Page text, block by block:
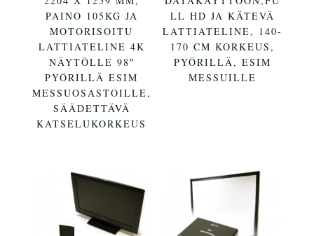
PAINO 105KG JA
MOTORISOITU
LATTIATELINE 4K
NÄYTÖLLE 98″
PYÖRILLÄ ESIM
MESSUOSASTOILLE,
SÄÄDETTÄVÄ
KATSELUKORKEUS
LL HD JA KÄTEVÄ
LATTIATELINE, 140-
170 CM KORKEUS,
PYÖRILLÄ, ESIM
MESSUILLE